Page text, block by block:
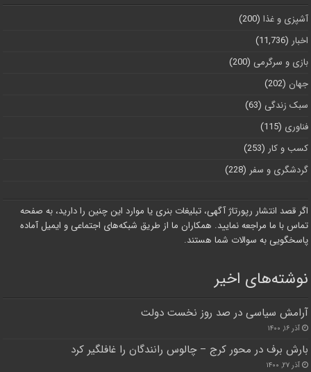
آشپزی و غذا (200)
اخبار (11,736)
بازی و سرگرمی (200)
جهان (202)
سبک زندگی (63)
فناوری (115)
کسب و کار (253)
گردشگری و سفر (228)
اگر قصد انتشار رپورتاژ آگهی، تبلیغات بنری یا موارد این چنین را دارید، به صفحه
تماس با ما مراجعه نمایید. همکاران ما از طریق شبکه‌های اجتماعی و ایمیل آماده
پاسخگویی به سوالات شما هستند.
نوشته‌های اخیر
آرامش سیاسی در صد روز نخست دولت
آذر ۱۶, ۱۴۰۰
بارش برف در محور کرج – چالوس رانندگان را غافلگیر کرد
آذر ۲۷, ۱۴۰۰